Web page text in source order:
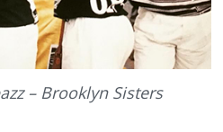
– Brooklyn Sisters